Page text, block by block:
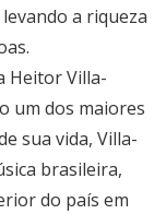
a riqueza
Heitor Villa-
um dos maiores
sua vida, Villa-
brasileira,
do país em